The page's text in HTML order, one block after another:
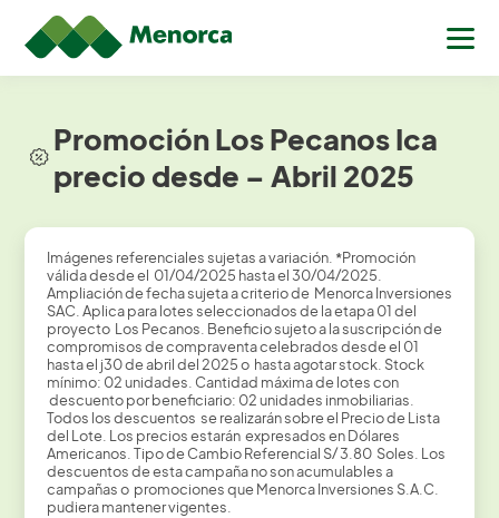
Promoción Los Pecanos Ica
precio desde – Abril 2025
Imágenes referenciales sujetas a variación. *Promoción
válida desde el 01/04/2025 hasta el 30/04/2025.
Ampliación de fecha sujeta a criterio de Menorca Inversiones
SAC. Aplica para lotes seleccionados de la etapa 01 del
proyecto Los Pecanos. Beneficio sujeto a la suscripción de
compromisos de compraventa celebrados desde el 01
hasta el j30 de abril del 2025 o hasta agotar stock. Stock
mínimo: 02 unidades. Cantidad máxima de lotes con
descuento por beneficiario: 02 unidades inmobiliarias.
Todos los descuentos se realizarán sobre el Precio de Lista
del Lote. Los precios estarán expresados en Dólares
Americanos. Tipo de Cambio Referencial S/ 3.80 Soles. Los
descuentos de esta campaña no son acumulables a
campañas o promociones que Menorca Inversiones S.A.C.
pudiera mantener vigentes.